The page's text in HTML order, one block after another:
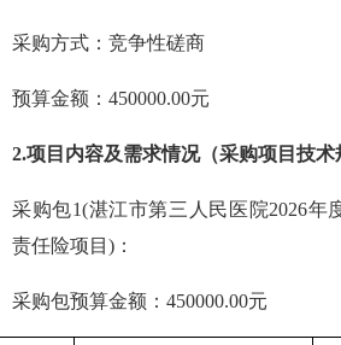
采购方式：竞争性磋商
预算金额： 450000.00元
2.项目内容及需求情况（采购项目技术
采购包1(湛江市第三人民医院2026年
责任险项目 ) ：
采购包预算金额： 450000.00元